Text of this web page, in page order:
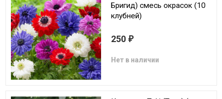
Бригид) смесь окрасок (10
клубней)
250 ₽
Нет в наличии